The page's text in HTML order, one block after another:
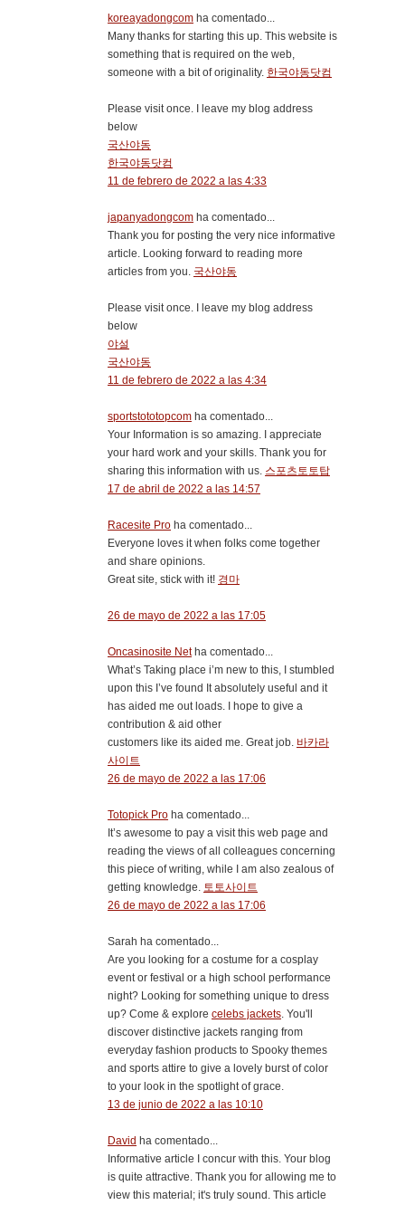
koreayadongcom ha comentado...
Many thanks for starting this up. This website is
something that is required on the web,
someone with a bit of originality. 한국야동닷컴
Please visit once. I leave my blog address
below
국산야동
한국야동닷컴
11 de febrero de 2022 a las 4:33
japanyadongcom ha comentado...
Thank you for posting the very nice informative
article. Looking forward to reading more
articles from you. 국산야동
Please visit once. I leave my blog address
below
야설
국산야동
11 de febrero de 2022 a las 4:34
sportstototopcom ha comentado...
Your Information is so amazing. I appreciate
your hard work and your skills. Thank you for
sharing this information with us. 스포츠토토탑
17 de abril de 2022 a las 14:57
Racesite Pro ha comentado...
Everyone loves it when folks come together
and share opinions.
Great site, stick with it! 경마
26 de mayo de 2022 a las 17:05
Oncasinosite Netha comentado...
What’s Taking place i’m new to this, I stumbled
upon this I’ve found It absolutely useful and it
has aided me out loads. I hope to give a
contribution & aid other
customers like its aided me. Great job. 바카라
사이트
26 de mayo de 2022 a las 17:06
Totopick Pro ha comentado...
It’s awesome to pay a visit this web page and
reading the views of all colleagues concerning
this piece of writing, while I am also zealous of
getting knowledge.
토토사이트
26 de mayo de 2022 a las 17:06
Sarah ha comentado...
Are you looking for a costume for a cosplay
event or festival or a high school performance
night? Looking for something unique to dress
up? Come & explore celebs jackets . You'll
discover distinctive jackets ranging from
everyday fashion products to Spooky themes
and sports attire to give a lovely burst of color
to your look in the spotlight of grace.
13 de junio de 2022 a las 10:10
David ha comentado...
Informative article I concur with this. Your blog
is quite attractive. Thank you for allowing me to
view this material; it's truly sound. This article